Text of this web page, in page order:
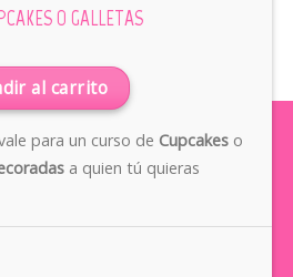
O GALLETAS
al carrito
para un curso de Cupcakeso
a quien tú quieras